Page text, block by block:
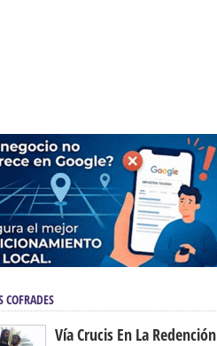
COFRADES
Vía Crucis En La Redención